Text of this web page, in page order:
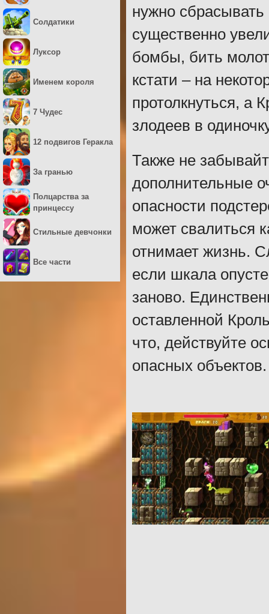
нужно
существенно
бомбы, бить
кстати – на
протолкнуться, а
злодеев в
Также не
дополнительные
опасности
может свалиться
отнимает жизнь.
если шкала
заново.
оставленной
что, действуйте
опасных объектов.
Солдатики
Луксор
Именем короля
7 Чудес
12 подвигов Геракла
За гранью
Полцарства за
принцессу
Стильные девчонки
Все части